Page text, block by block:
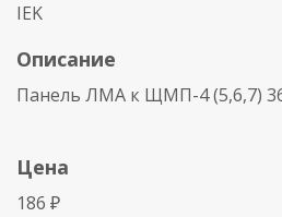
IEK
Описание
Панель ЛМА к ЩМП-4 (5,6,7) 36
Цена
186 ₽